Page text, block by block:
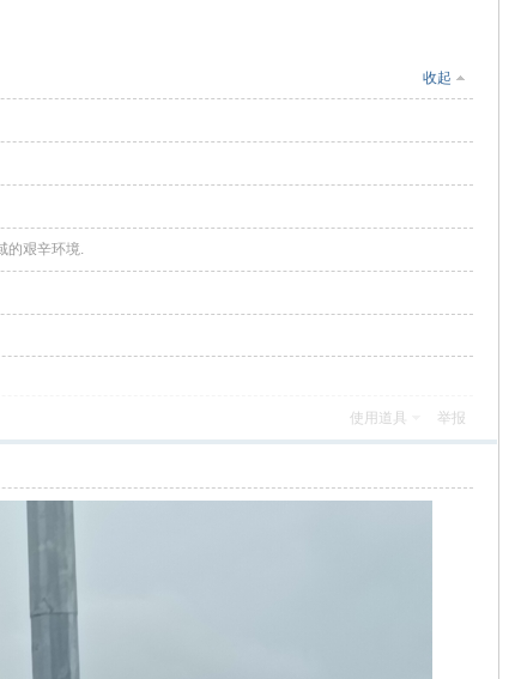
收起
的艰辛环境.
使用道具 举报